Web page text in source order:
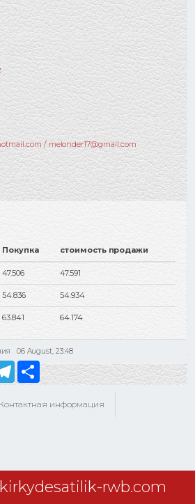
/ melonder17@gmail.com
Покупка стоимость продажи
47.506 47.591
54.836 54.934
63.841 64.174
06 August, 23:48
Контактная информация
TelegramShare
rwb.com